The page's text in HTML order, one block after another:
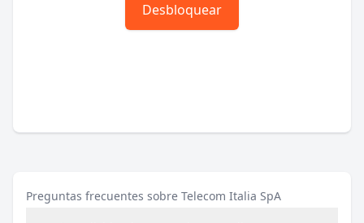
Desbloquear
Preguntas frecuentes sobre Telecom Italia SpA